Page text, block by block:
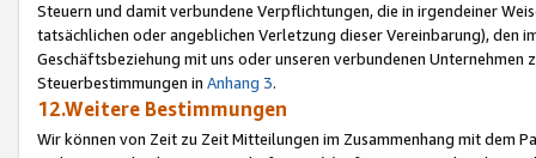
Steuern und damit verbundene Verpflichtungen, die in irgendeiner
tatsächlichen oder angeblichen Verletzung dieser Vereinbarung), den
Geschäftsbeziehung mit uns oder unseren verbundenen
Steuerbestimmungen in Anhang 3.
12.Weitere Bestimmungen
Wir können von Zeit zu Zeit Mitteilungen im Zusammenhang mit dem